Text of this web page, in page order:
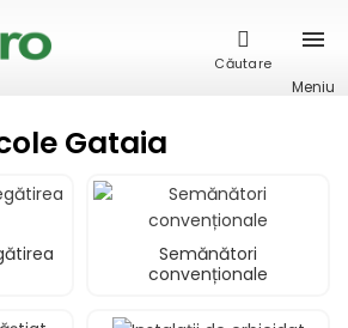
Căutare
Meniu
Gataia
Semănători
convenționale